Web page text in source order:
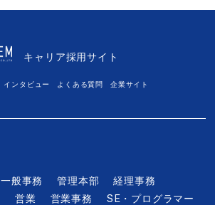
奈良県 和歌山県
愛媛県 高知県
キャリア採用サイト
インタビュー よくある質問 企業サイト
一般事務 管理本部
経理事務
営業 営業事務
SE・プログラマー